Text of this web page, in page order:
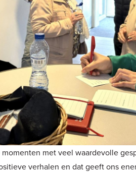
met veel waardevolle
verhalen en dat geeft ons